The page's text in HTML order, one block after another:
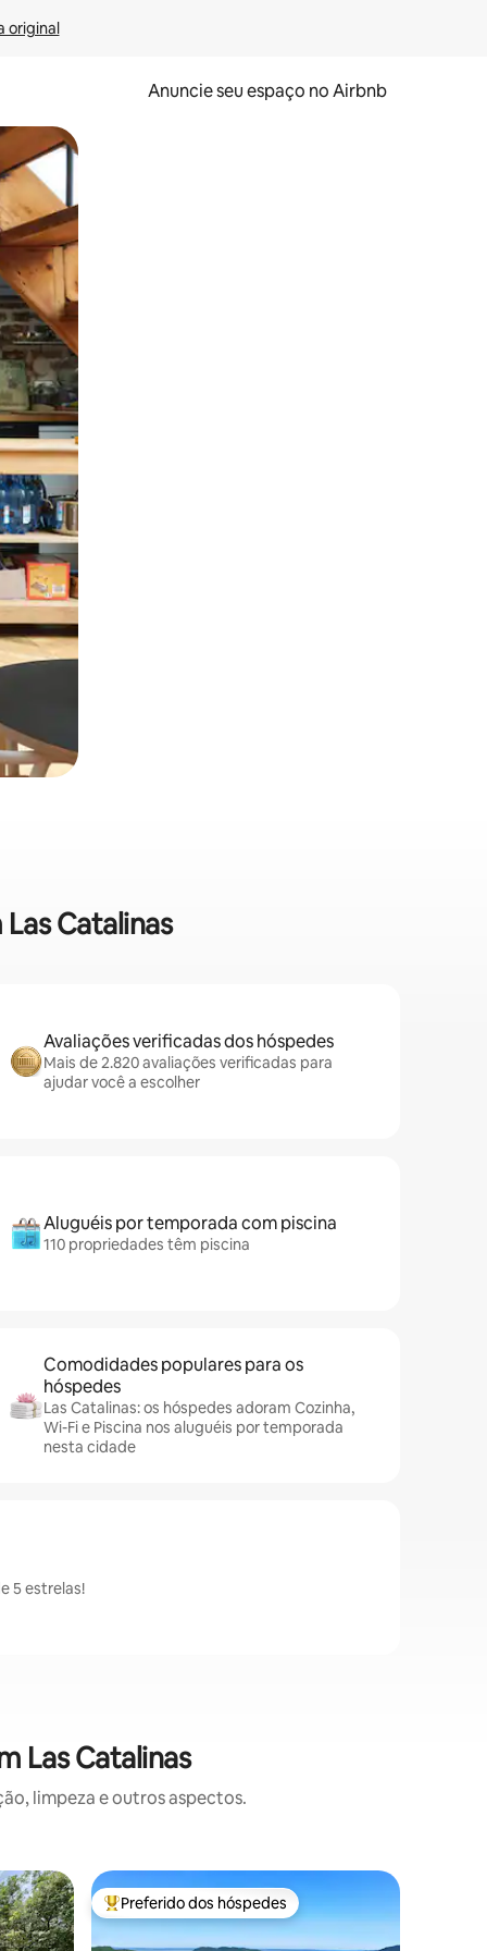
original
Anuncie seu espaço no Airbnb
o dedo na tela.
Catalinas
Avaliações verificadas dos hóspedes
Mais de 2.820 avaliações verificadas para
ajudar você a escolher
Aluguéis por temporada com piscina
110 propriedades têm piscina
Comodidades populares para os
hóspedes
Las Catalinas: os hóspedes adoram Cozinha,
Wi-Fi e Piscina nos aluguéis por temporada
nesta cidade
5 estrelas!
Las Catalinas
limpeza e outros aspectos.
hóspedes Entre os melhores preferidos dos hóspedes
Preferido dos hóspedes